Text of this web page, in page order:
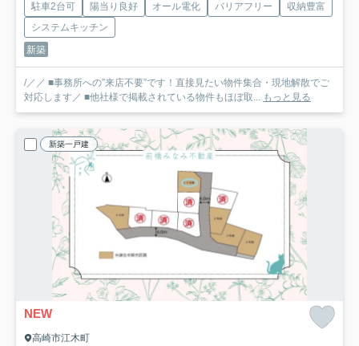
駐車2台可 陽当り良好 オール電化 バリアフリー
収納豊富
システムキッチン
新築
/／／ ■事務所への”来店不要”です！直接見たい物件集合・現地解散でご
対応します／ ■他社様で掲載されている物件もほぼ取... もっと見る
新築一戸建
NEW
高崎市江木町